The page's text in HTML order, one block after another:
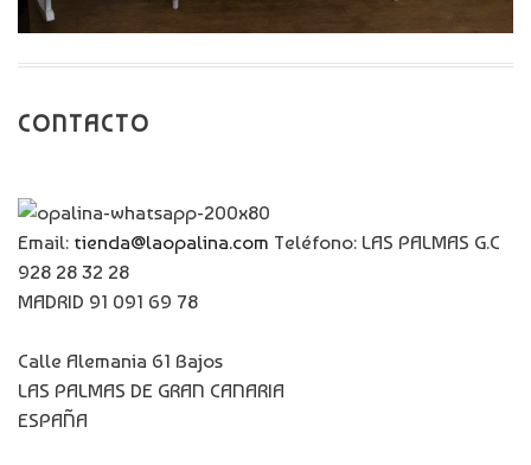
CONTACTO
Email: tienda@laopalina.com Teléfono: LAS PALMAS G.C
928 28 32 28
MADRID 91 091 69 78
Calle Alemania 61 Bajos
LAS PALMAS DE GRAN CANARIA
ESPAÑA